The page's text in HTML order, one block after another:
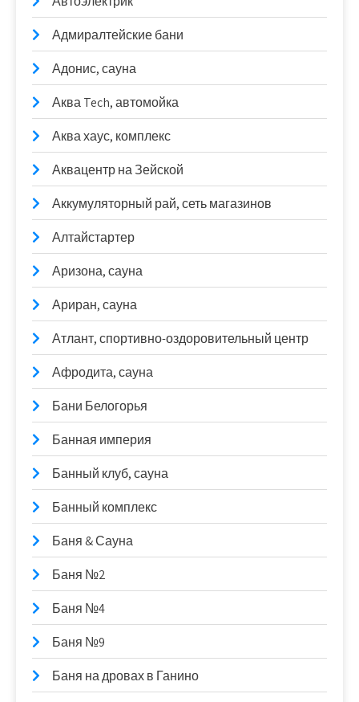
Адмиралтейские бани
Адонис, сауна
Аква Tech, автомойка
Аква хаус, комплекс
Аквацентр на Зейской
Аккумуляторный рай, сеть магазинов
Алтайстартер
Аризона, сауна
Ариран, сауна
Атлант, спортивно-оздоровительный центр
Афродита, сауна
Бани Белогорья
Банная империя
Банный клуб, сауна
Банный комплекс
Баня & Сауна
Баня №2
Баня №4
Баня №9
Баня на дровах в Ганино